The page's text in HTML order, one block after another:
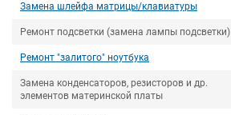
Замена шлейфа матрицы/клавиатуры
Ремонт подсветки (замена лампы подсветки)
Ремонт "залитого" ноутбука
Замена конденсаторов, резисторов и др.
элементов материнской платы